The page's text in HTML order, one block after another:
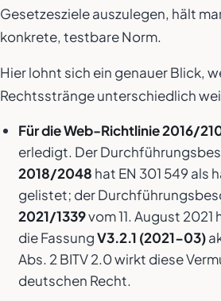
Gesetzesziele auszulegen, hält
konkrete, testbare Norm.
Hier lohnt sich ein genauer Blick,
Rechtsstränge unterschiedlich
Für die Web-Richtlinie 2016/
erledigt. Der
2018/2048 hat EN 301 549 als
gelistet; der
2021/1339vom 11. August 2021
die FassungV3.2.1 (2021-03)
Abs. 2 BITV 2.0 wirkt diese
deutschen Recht.